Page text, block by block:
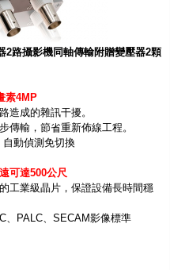
2路攝影機同軸傳輸附贈變壓器2顆
素4MP
造成的雜訊干擾。
傳輸，節省重新佈線工程。
動偵測免切換
可達500公尺
工業級晶片，保證設備長時間穩
、PALC、SECAM影像標準